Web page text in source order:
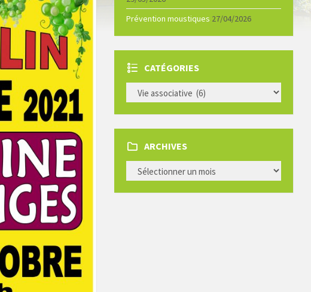
Prévention moustiques 27/04/2026
CATÉGORIES
ARCHIVES
ARCHIVES